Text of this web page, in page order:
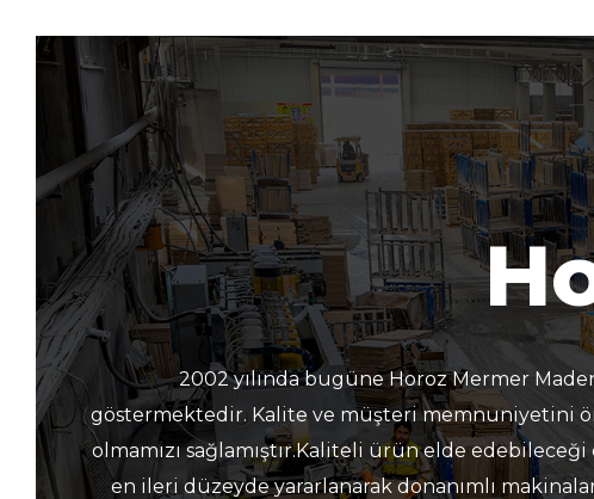
2002 yılında bugüne Horoz Mermer
göstermektedir. Kalite ve müşteri memnuniyetini
olmamızı sağlamıştır.Kaliteli ürün elde
en ileri düzeyde yararlanarak donanımlı